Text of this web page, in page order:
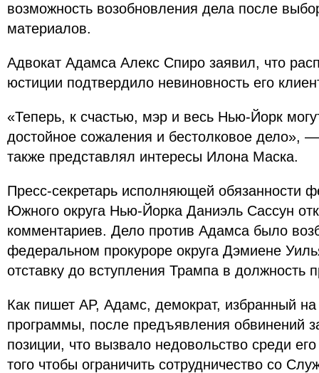
возможность возобновления дела после
материалов.
Адвокат Адамса Алекс Спиро заявил, что
юстиции подтвердило невиновность его
«Теперь, к счастью, мэр и весь Нью-Йорк
достойное сожаления и бестолковое дело»,
также представлял интересы Илона Маска.
Пресс-секретарь исполняющей обязанности
Южного округа Нью-Йорка Даниэль Сассун
комментариев. Дело против Адамса было
федеральном прокуроре округа Дэмиене
отставку до вступления Трампа в должность
Как пишет AP, Адамс, демократ, избранный на
программы, после предъявления обвинений
позиции, что вызвало недовольство среди
того чтобы ограничить сотрудничество со